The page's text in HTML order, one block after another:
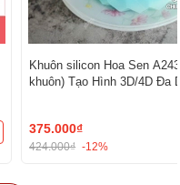
Khuôn silicon Hoa Sen
khuôn) Tạo Hình 3D/4D Đa
375.000₫
424.000₫ -12%